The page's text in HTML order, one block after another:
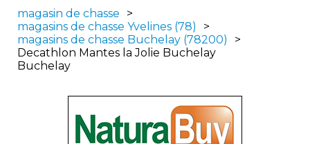
magasin de chasse
>
magasins de chasse Yvelines (78)
>
magasins de chasse Buchelay (78200)
>
Decathlon Mantes la Jolie Buchelay
Buchelay